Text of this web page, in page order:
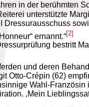
in der berühmten
unterstützte
Dressurausschuss
ernannt.“[2]
bestritt
und deren
Otto-Crépin (62)
Wahl-
‚Mein